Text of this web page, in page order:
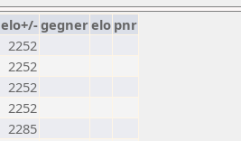
elo+/-gegnerelo pnr
2252
2252
2252
2252
2285